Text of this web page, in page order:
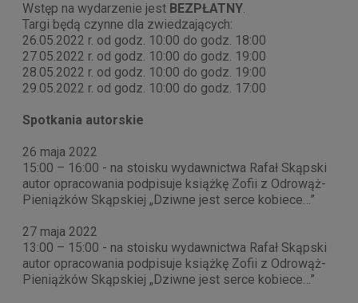
Wstęp na wydarzenie jest BEZPŁATNY.
Targi będą czynne dla zwiedzających:
26.05.2022 r. od godz. 10:00 do godz. 18:00
27.05.2022 r. od godz. 10:00 do godz. 19:00
28.05.2022 r. od godz. 10:00 do godz. 19:00
29.05.2022 r. od godz. 10:00 do godz. 17:00
Spotkania autorskie
26 maja 2022
15:00 – 16:00 - na stoisku wydawnictwa Rafał Skąpski
autor opracowania podpisuje książkę Zofii z Odrowąż-
Pieniążków Skąpskiej „Dziwne jest serce kobiece…”
27 maja 2022
13:00 – 15:00 - na stoisku wydawnictwa Rafał Skąpski
autor opracowania podpisuje książkę Zofii z Odrowąż-
Pieniążków Skąpskiej „Dziwne jest serce kobiece…”